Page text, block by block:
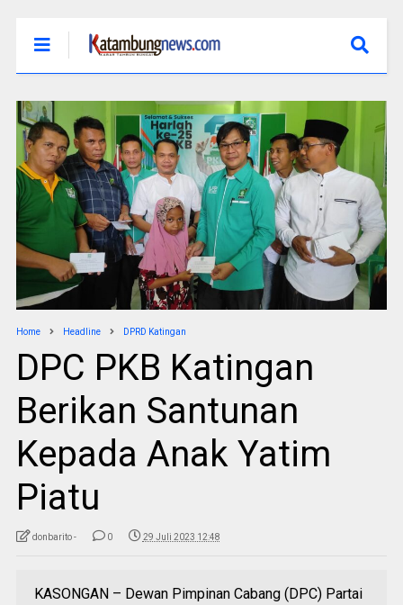
Home Headline DPRD Katingan
DPC PKB Katingan
Berikan Santunan
Kepada Anak Yatim
Piatu
donbarito - 0 29 Juli 2023 12:48
KASONGAN – Dewan Pimpinan Cabang (DPC) Partai